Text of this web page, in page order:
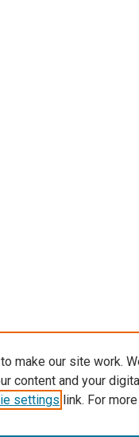
make our site work.
content and your
settings link. For